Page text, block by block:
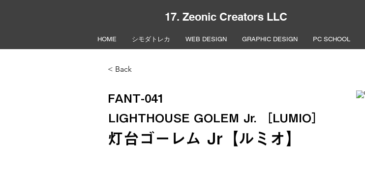
17. Zeonic Creators LLC
HOME シモダトレカ WEB DESIGN GRAPHIC DESIGN PC SCHOOL
< Back
FANT-041
LIGHTHOUSE GOLEM Jr. ［LUMIO］
灯台ゴーレム Jr【ルミオ】